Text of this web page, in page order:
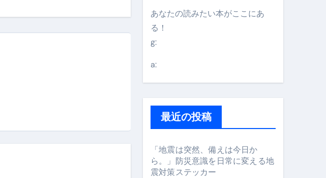
稼ぎ方を徹底解説
歳サラリーマン【2025年10月3日】 #bitcoin #全財産 #暗号資産
コレ！
あなたの読みたい本がここにあ
る！
g:
a:
最近の投稿
「地震は突然、備えは今日か
ら。」防災意識を日常に変える地
震対策ステッカー